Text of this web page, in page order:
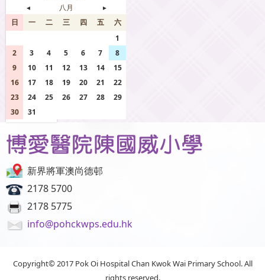
◄
八月 ►
日 一 二 三 四 五
六
1
2
3 4 5 6 7
8
9
10 11 12 13 14
15
16
17 18 19 20 21
22
23
24 25 26 27 28
29
30
31
新界將軍澳尚德邨
2178 5700
2178 5775
info@pohckwps.edu.hk
Copyright© 2017 Pok Oi Hospital Chan Kwok Wai Primary School. All
rights reserved.